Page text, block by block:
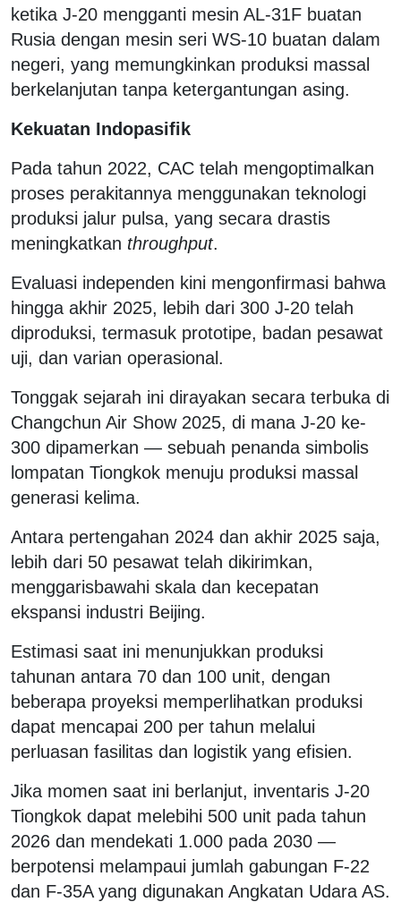
ketika J-20 mengganti mesin AL-31F buatan
Rusia dengan mesin seri WS-10 buatan dalam
negeri, yang memungkinkan produksi massal
berkelanjutan tanpa ketergantungan asing.
Kekuatan Indopasifik
Pada tahun 2022, CAC telah mengoptimalkan
proses perakitannya menggunakan teknologi
produksi jalur pulsa, yang secara drastis
meningkatkan throughput.
Evaluasi independen kini mengonfirmasi bahwa
hingga akhir 2025, lebih dari 300 J-20 telah
diproduksi, termasuk prototipe, badan pesawat
uji, dan varian operasional.
Tonggak sejarah ini dirayakan secara terbuka di
Changchun Air Show 2025, di mana J-20 ke-
300 dipamerkan — sebuah penanda simbolis
lompatan Tiongkok menuju produksi massal
generasi kelima.
Antara pertengahan 2024 dan akhir 2025 saja,
lebih dari 50 pesawat telah dikirimkan,
menggarisbawahi skala dan kecepatan
ekspansi industri Beijing.
Estimasi saat ini menunjukkan produksi
tahunan antara 70 dan 100 unit, dengan
beberapa proyeksi memperlihatkan produksi
dapat mencapai 200 per tahun melalui
perluasan fasilitas dan logistik yang efisien.
Jika momen saat ini berlanjut, inventaris J-20
Tiongkok dapat melebihi 500 unit pada tahun
2026 dan mendekati 1.000 pada 2030 —
berpotensi melampaui jumlah gabungan F-22
dan F-35A yang digunakan Angkatan Udara AS.